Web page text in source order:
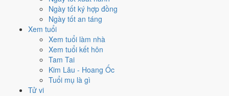
Ngày tốt ký hợp đồng
Ngày tốt an táng
Xem tuổi
Xem tuổi làm nhà
Xem tuổi kết hôn
Tam Tai
Kim Lâu - Hoang Ốc
Tuổi mụ là gì
Tử vi
Ngày 23/1 bị chấm thấp không có nghĩa phải hoãn hết. Hai việc bị
chấm thấp nhất hôm nay là
cách hạ rủi ro mà vẫn giữ được lịch của bạn.
Coi việc vào giờ Hoàng Đạo trong chính ngày này.
Tỵ (09h-11h) rơi đúng giờ hành chính nên dễ sắp xếp nhất cho
việc buộc phải làm đúng ngày 23/1/2028. Bảng đủ 6 giờ Hoàng
Đạo và 6 giờ Hắc Đạo nằm ngay mục kế tiếp.